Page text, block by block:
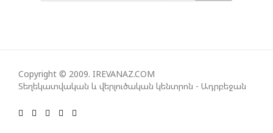
ԻՐԱԿԱՆԱՑՈՒՄԸ
ԿԱՏԱՐՄԱՆ ԱՆՀՐԱԺԵՇՏՈՒԹՅՈՒՆԸ
ՄԻԽԵԻԼ ԿԱՎԵԼԱՇՎԻԼԻ. ԱԴՐԲԵՋԱՆԸ, ԹՈՒՐՔԻԱՆ,
Copyright © 2009. IREVANAZ.COM
Տեղեկատվական և վերլուծական կենտրոն - Ադրբեջան